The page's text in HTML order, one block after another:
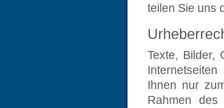
teilen Sie uns
Texte, Bilder,
Ihnen nur
Rahmen